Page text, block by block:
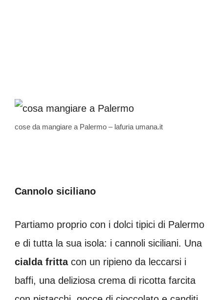
cose da mangiare a Palermo – lafuria umana.it
Cannolo siciliano
Partiamo proprio con i dolci tipici di Palermo
e di tutta la sua isola: i cannoli siciliani. Una
cialda frittacon un ripieno da leccarsi i
baffi, una deliziosa crema di ricotta farcita